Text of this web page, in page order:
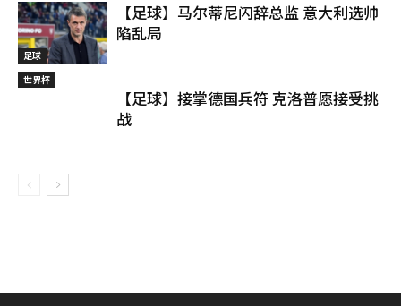
足球
【足球】马尔蒂尼闪辞总监 意大利选帅
陷乱局
世界杯
【足球】接掌德国兵符 克洛普愿接受挑
战